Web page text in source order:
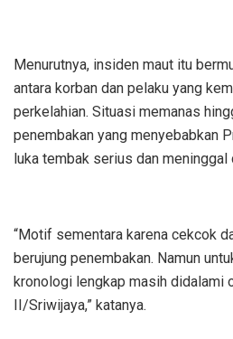
Menurutnya, insiden maut itu
antara korban dan pelaku yang
perkelahian. Situasi memanas
penembakan yang menyebabkan
luka tembak serius dan meninggal
“Motif sementara karena cekcok
berujung penembakan. Namun
kronologi lengkap masih didalami
II/Sriwijaya,” katanya.